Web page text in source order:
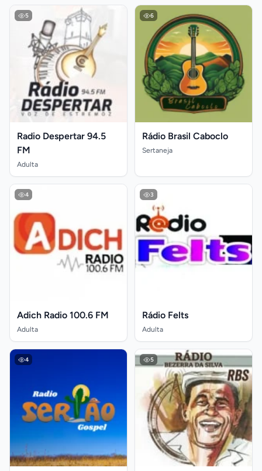
5
Radio Despertar 94.5
FM
Adulta
6
Rádio Brasil Caboclo
Sertaneja
4
Adich Radio 100.6 FM
Adulta
3
Rádio Felts
Adulta
4 5